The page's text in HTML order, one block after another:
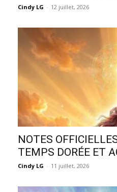
Cindy LG - 12 juillet, 2026
NOTES
TEMPS DORÉE ET
Cindy LG - 11 juillet, 2026